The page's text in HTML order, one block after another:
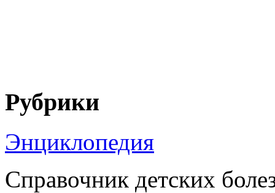
Рубрики
Энциклопедия
Справочник детских